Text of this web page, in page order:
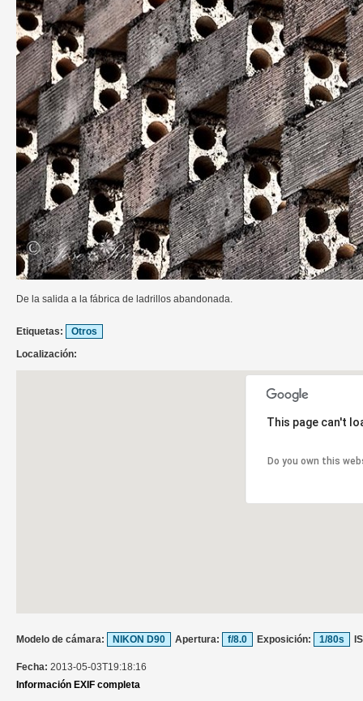
De la salida a la fábrica de ladrillos abandonada.
Etiquetas:
Otros
Localización:
This page can't
Do you own this
Modelo de cámara: NIKON D90 Apertura: f/8.0 Exposición: 1/80s
Fecha: 2013-05-03T19:18:16
Información EXIF completa